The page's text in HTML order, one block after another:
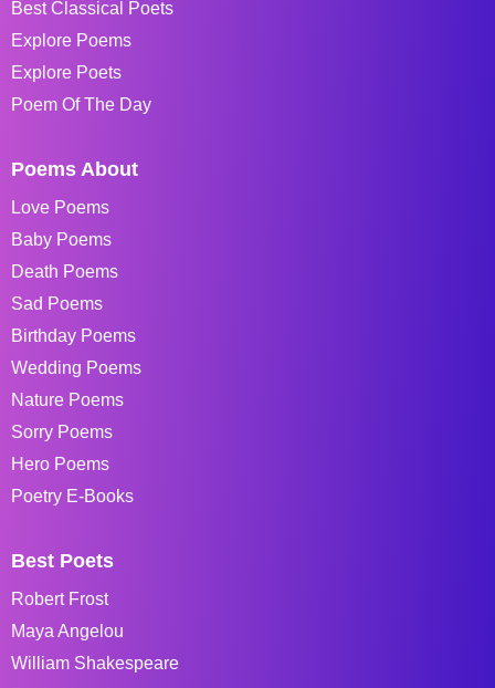
Best Classical Poets
Explore Poems
Explore Poets
Poem Of The Day
Poems About
Love Poems
Baby Poems
Death Poems
Sad Poems
Birthday Poems
Wedding Poems
Nature Poems
Sorry Poems
Hero Poems
Poetry E-Books
Best Poets
Robert Frost
Maya Angelou
William Shakespeare